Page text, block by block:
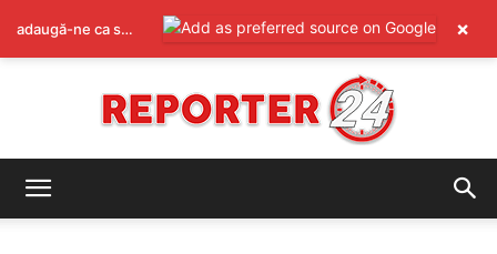
adaugă-ne ca sursă preferată pe Google ×